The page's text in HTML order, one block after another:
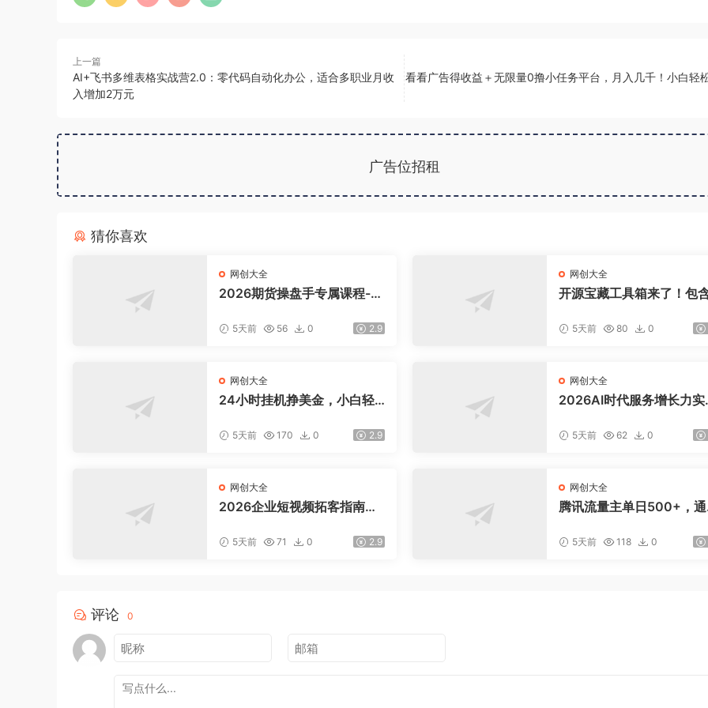
上一篇
AI+飞书多维表格实战营2.0：零代码自动化办公，适合多职业月收
入增加2万元
看看广告得收益＋无限量0撸小任务平台，月入几千！小白轻
广告位招租
猜你喜欢
网创大全
2026期货操盘手专属课程-更
适配短线玩家打造成熟交易模
5天前 56 0 2.9
网创大全
开源宝藏工具箱来了！包
0+ 工具，完全离线免费
5天前 80 0
网创大全
24小时挂机挣美金，小白轻
5天前 170 0 2.9
网创大全
2026AI时代服务增长力实
法教学，破解门店客源流
5天前 62 0
网创大全
2026企业短视频拓客指南：
案镜头实操，打通公域引流私
5天前 71 0 2.9
网创大全
腾讯流量主单日500+，通
稳定躺赚腾讯广告收益
5天前 118 0
评论 0